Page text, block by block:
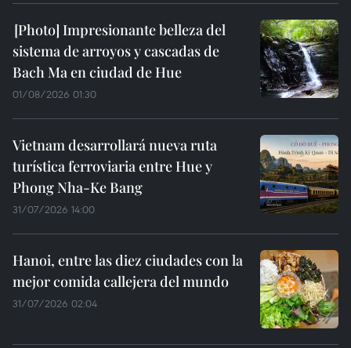
Impresionante belleza del
sistema de arroyos y cascadas de
Bach Ma en ciudad de Hue
01/08/2026 01:30
Vietnam desarrollará nueva ruta
turística ferroviaria entre Hue y
Phong Nha-Ke Bang
31/07/2026 14:00
Hanoi, entre las diez ciudades con la
mejor comida callejera del mundo
31/07/2026 02:04